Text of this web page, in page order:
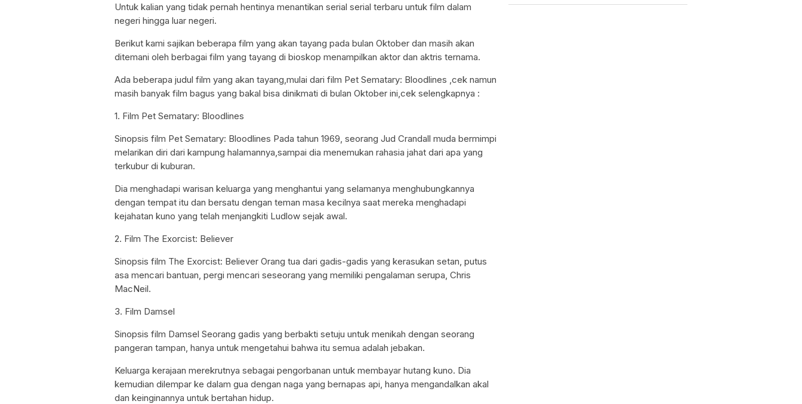
Untuk kalian yang tidak pernah hentinya menantikan serial serial terbaru untuk film dalam
negeri hingga luar negeri.
Berikut kami sajikan beberapa film yang akan tayang pada bulan Oktober dan masih akan
ditemani oleh berbagai film yang tayang di bioskop menampilkan aktor dan aktris ternama.
Ada beberapa judul film yang akan tayang,mulai dari film Pet Sematary: Bloodlines ,cek namun
masih banyak film bagus yang bakal bisa dinikmati di bulan Oktober ini,cek selengkapnya :
1. Film Pet Sematary: Bloodlines
Sinopsis film Pet Sematary: Bloodlines Pada tahun 1969, seorang Jud Crandall muda bermimpi
melarikan diri dari kampung halamannya,sampai dia menemukan rahasia jahat dari apa yang
terkubur di kuburan.
Dia menghadapi warisan keluarga yang menghantui yang selamanya menghubungkannya
dengan tempat itu dan bersatu dengan teman masa kecilnya saat mereka menghadapi
kejahatan kuno yang telah menjangkiti Ludlow sejak awal.
2. Film The Exorcist: Believer
Sinopsis film The Exorcist: Believer Orang tua dari gadis-gadis yang kerasukan setan, putus
asa mencari bantuan, pergi mencari seseorang yang memiliki pengalaman serupa, Chris
MacNeil.
3. Film Damsel
Sinopsis film Damsel Seorang gadis yang berbakti setuju untuk menikah dengan seorang
pangeran tampan, hanya untuk mengetahui bahwa itu semua adalah jebakan.
Keluarga kerajaan merekrutnya sebagai pengorbanan untuk membayar hutang kuno. Dia
kemudian dilempar ke dalam gua dengan naga yang bernapas api, hanya mengandalkan akal
dan keinginannya untuk bertahan hidup.